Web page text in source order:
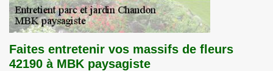
Faites entretenir vos massifs de fleurs
42190 à MBK paysagiste